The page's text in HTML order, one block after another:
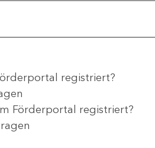
registriert?
Förderportal registriert?